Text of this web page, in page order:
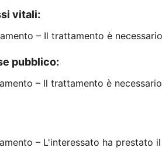
vitali:
– Il trattamento è
pubblico:
– Il trattamento è
– L'interessato ha